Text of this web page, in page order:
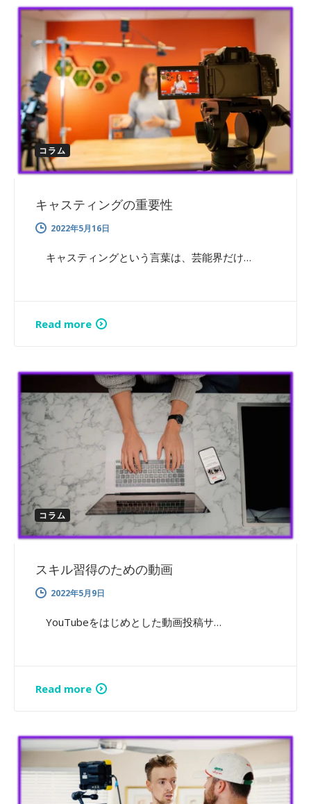
コラム
キャスティングの重要性
2022年5月16日
キャスティングという言葉は、芸能界だけ…
Read more
コラム
スキル習得のための動画
2022年5月9日
YouTubeをはじめとした動画投稿サ…
Read more